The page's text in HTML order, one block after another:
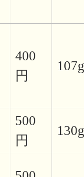
400
円
107g
500
円
130g